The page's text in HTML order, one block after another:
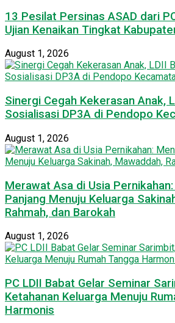
13 Pesilat Persinas ASAD dari
Ujian Kenaikan Tingkat
August 1, 2026
Sinergi Cegah Kekerasan Anak,
Sosialisasi DP3A di Pendopo
August 1, 2026
Merawat Asa di Usia
Panjang Menuju Keluarga
Rahmah, dan Barokah
August 1, 2026
PC LDII Babat Gelar Seminar
Ketahanan Keluarga Menuju
Harmonis